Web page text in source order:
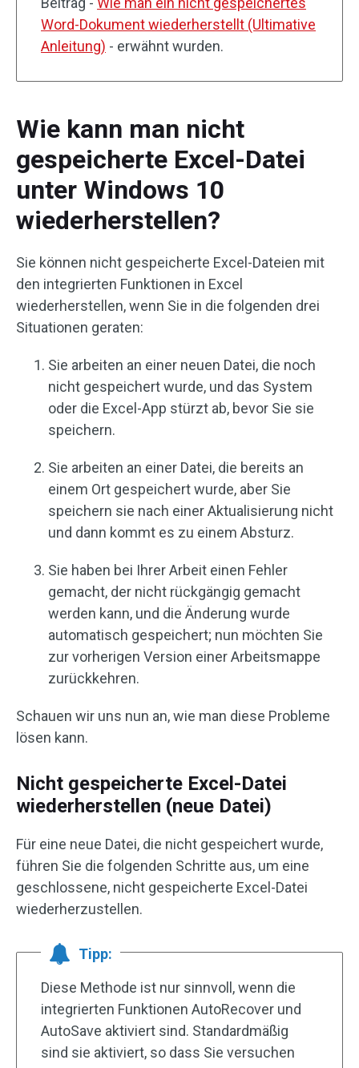
Word-Dokument wiederherstellt (Ultimative
Anleitung) - erwähnt wurden.
Wie kann man nicht
gespeicherte Excel-Datei
unter Windows 10
wiederherstellen?
Sie können nicht gespeicherte Excel-Dateien mit
den integrierten Funktionen in Excel
wiederherstellen, wenn Sie in die folgenden drei
Situationen geraten:
Sie arbeiten an einer neuen Datei, die noch
nicht gespeichert wurde, und das System
oder die Excel-App stürzt ab, bevor Sie sie
speichern.
Sie arbeiten an einer Datei, die bereits an
einem Ort gespeichert wurde, aber Sie
speichern sie nach einer Aktualisierung nicht
und dann kommt es zu einem Absturz.
Sie haben bei Ihrer Arbeit einen Fehler
gemacht, der nicht rückgängig gemacht
werden kann, und die Änderung wurde
automatisch gespeichert; nun möchten Sie
zur vorherigen Version einer Arbeitsmappe
zurückkehren.
Schauen wir uns nun an, wie man diese Probleme
lösen kann.
Nicht gespeicherte Excel-Datei
wiederherstellen (neue Datei)
Für eine neue Datei, die nicht gespeichert wurde,
führen Sie die folgenden Schritte aus, um eine
geschlossene, nicht gespeicherte Excel-Datei
wiederherzustellen.
Tipp:
Diese Methode ist nur sinnvoll, wenn die
integrierten Funktionen AutoRecover und
AutoSave aktiviert sind. Standardmäßig
sind sie aktiviert, so dass Sie versuchen